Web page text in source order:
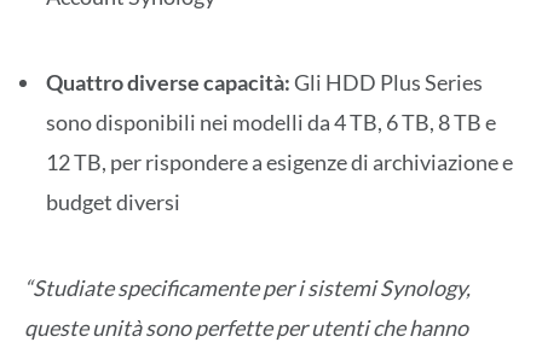
Quattro diverse capacità:Gli HDD Plus Series
sono disponibili nei modelli da 4 TB, 6 TB, 8 TB e
12 TB, per rispondere a esigenze di archiviazione e
budget diversi
“Studiate specificamente per i sistemi Synology,
queste unità sono perfette per utenti che hanno